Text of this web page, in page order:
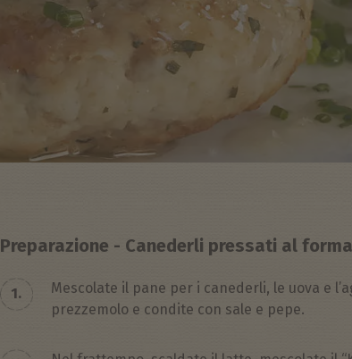
Preparazione - Canederli pressati al
1.
Mescolate il pane per i canederli, le uova e
prezzemolo e condite con sale e pepe.